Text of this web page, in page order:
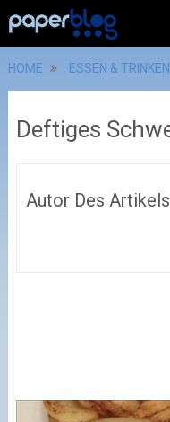
HOME ESSEN & TRINKEN
Deftiges
Autor Des